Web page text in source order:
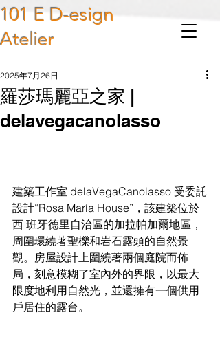
101 E D-esign
Atelier
羅莎瑪麗亞之家 |
delavegacanolasso
2025年7月26日
建築工作室 delaVegaCanolasso 受委託
設計“Rosa María House”，該建築位於
西 班牙德里自治區的加拉帕加爾地區，
周圍環繞著聖櫟和岩石露頭的自然景
觀。房屋設計上圍繞著兩個庭院而佈
局，刻意模糊了室內外的界限，以最大
限度地利用自然光，並還擁有一個供用
戶居住的露台。